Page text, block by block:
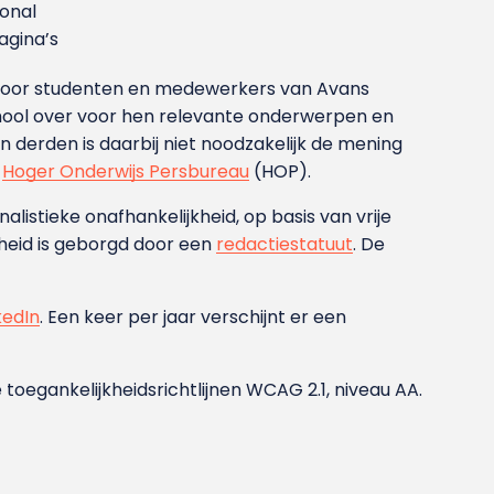
studenten en medewerkers van Avans
over voor hen relevante onderwerpen en
is daarbij niet noodzakelijk de mening
Hoger Onderwijs Persbureau (HOP).
onafhankelijkheid, op basis van vrije
is geborgd door een redactiestatuut. De
. Een keer per jaar verschijnt er een
WCAG 2.1, niveau AA.